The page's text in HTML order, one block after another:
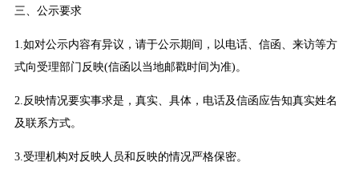
三、公示要求
1.如对公示内容有异议，请于公示期间，以电话、信函、来访等方
式向受理部门反映(信函以当地邮戳时间为准)。
2.反映情况要实事求是，真实、具体，电话及信函应告知真实姓名
及联系方式。
3.受理机构对反映人员和反映的情况严格保密。